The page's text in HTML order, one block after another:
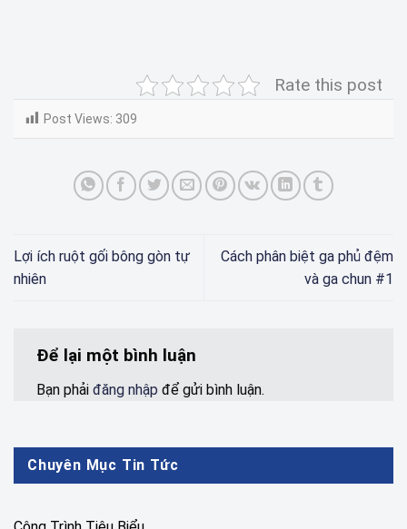
Rate this post
Post Views: 309
Lợi ích ruột gối bông gòn tự
nhiên
Cách phân biệt ga phủ đệm
và ga chun #1
Để lại một bình luận
Bạn phải đăng nhập để gửi bình luận.
Chuyên Mục Tin Tức